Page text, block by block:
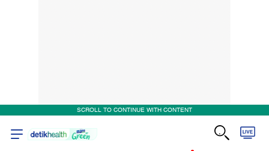
SCROLL TO CONTINUE WITH CONTENT